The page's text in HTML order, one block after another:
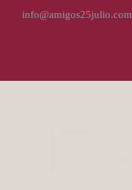
info@amigos25julio.com